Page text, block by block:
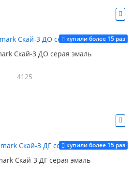
купили более 15 раз
Скай-3 ДО серая эмаль
4125
купили более 15 раз
Скай-3 ДГ серая эмаль